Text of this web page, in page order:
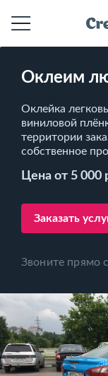
Оклеим
Оклейка
виниловой
территории
собственное
Цена от 5 000
Заказать
Звоните прямо